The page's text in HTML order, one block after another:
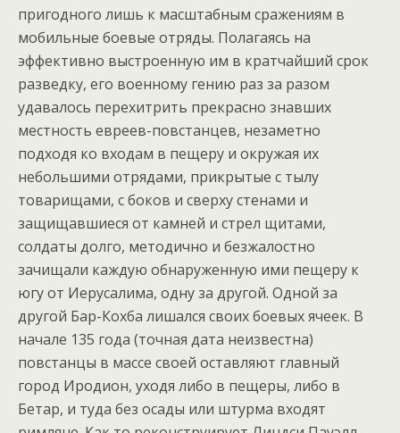
пригодного лишь к масштабным сражениям в
мобильные боевые отряды. Полагаясь на
эффективно выстроенную им в кратчайший срок
разведку, его военному гению раз за разом
удавалось перехитрить прекрасно знавших
местность евреев-повстанцев, незаметно
подходя ко входам в пещеру и окружая их
небольшими отрядами, прикрытые с тылу
товарищами, с боков и сверху стенами и
защищавшиеся от камней и стрел щитами,
солдаты долго, методично и безжалостно
зачищали каждую обнаруженную ими пещеру к
югу от Иерусалима, одну за другой. Одной за
другой Бар-Кохба лишался своих боевых ячеек. В
начале 135 года (точная дата неизвестна)
повстанцы в массе своей оставляют главный
город Иродион, уходя либо в пещеры, либо в
Бетар, и туда без осады или штурма входят